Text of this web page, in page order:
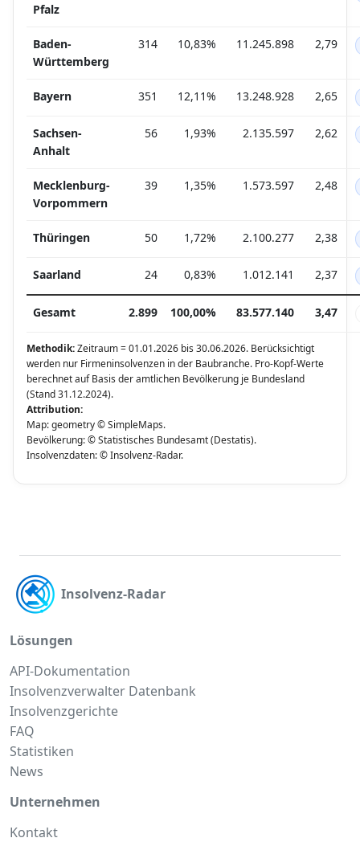
Pfalz
Baden-
Württemberg
314 10,83% 11.245.898 2,79
Bayern 351 12,11% 13.248.928 2,65
Sachsen-
Anhalt
56 1,93% 2.135.597 2,62
Mecklenburg-
Vorpommern
39 1,35% 1.573.597 2,48
Thüringen 50 1,72% 2.100.277 2,38
Saarland 24 0,83% 1.012.141 2,37
Gesamt 2.899 100,00% 83.577.140 3,47
Methodik:Zeitraum = 01.01.2026 bis 30.06.2026. Berücksichtigt
werden nur Firmeninsolvenzen in der Baubranche. Pro-Kopf-Werte
berechnet auf Basis der amtlichen Bevölkerung je Bundesland
(Stand 31.12.2024).
Attribution:
Map: geometry © SimpleMaps.
Bevölkerung: © Statistisches Bundesamt (Destatis).
Insolvenzdaten: © Insolvenz-Radar.
Insolvenz-Radar
Lösungen
API-Dokumentation
Insolvenzverwalter Datenbank
Insolvenzgerichte
FAQ
Statistiken
News
Unternehmen
Kontakt